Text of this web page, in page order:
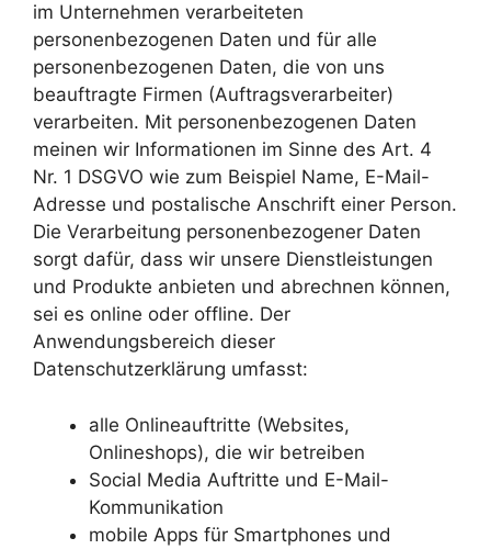
im Unternehmen verarbeiteten
personenbezogenen Daten und für alle
personenbezogenen Daten, die von uns
beauftragte Firmen (Auftragsverarbeiter)
verarbeiten. Mit personenbezogenen Daten
meinen wir Informationen im Sinne des Art. 4
Nr. 1 DSGVO wie zum Beispiel Name, E-Mail-
Adresse und postalische Anschrift einer Person.
Die Verarbeitung personenbezogener Daten
sorgt dafür, dass wir unsere Dienstleistungen
und Produkte anbieten und abrechnen können,
sei es online oder offline. Der
Anwendungsbereich dieser
Datenschutzerklärung umfasst:
alle Onlineauftritte (Websites,
Onlineshops), die wir betreiben
Social Media Auftritte und E-Mail-
Kommunikation
mobile Apps für Smartphones und